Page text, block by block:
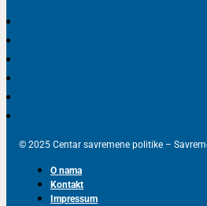
© 2025 Centar savremene politike –
O nama
Kontakt
Impressum